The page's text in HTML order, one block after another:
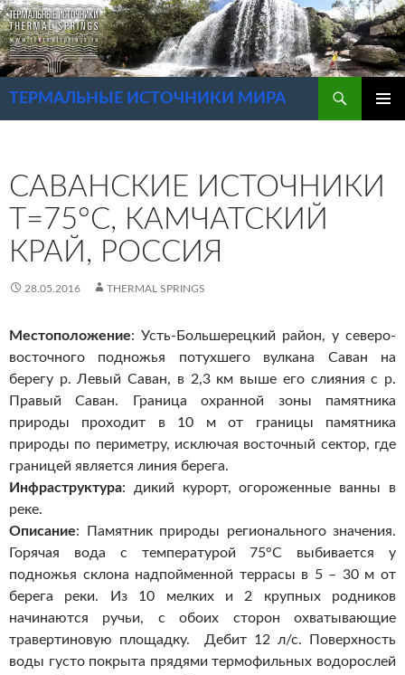
Перейти
к
содержимому
ТЕРМАЛЬНЫЕ ИСТОЧНИКИ МИРА
САВАНСКИЕ ИСТОЧНИКИ
Т=75°С, КАМЧАТСКИЙ
КРАЙ, РОССИЯ
28.05.2016 THERMAL SPRINGS
Местоположение: Усть-Большерецкий район, у северо-
восточного подножья потухшего вулкана Саван на
берегу р. Левый Саван, в 2,3 км выше его слияния с р.
Правый Саван. Граница охранной зоны памятника
природы проходит в 10 м от границы памятника
природы по периметру, исключая восточный сектор, где
границей является линия берега.
Инфраструктура: дикий курорт, огороженные ванны в
реке.
Описание: Памятник природы регионального значения.
Горячая вода с температурой 75°С выбивается у
подножья склона надпойменной террасы в 5 – 30 м от
берега реки. Из 10 мелких и 2 крупных родников
начинаются ручьи, с обоих сторон охватывающие
травертиновую площадку. Дебит 12 л/с. Поверхность
воды густо покрыта прядями термофильных водорослей